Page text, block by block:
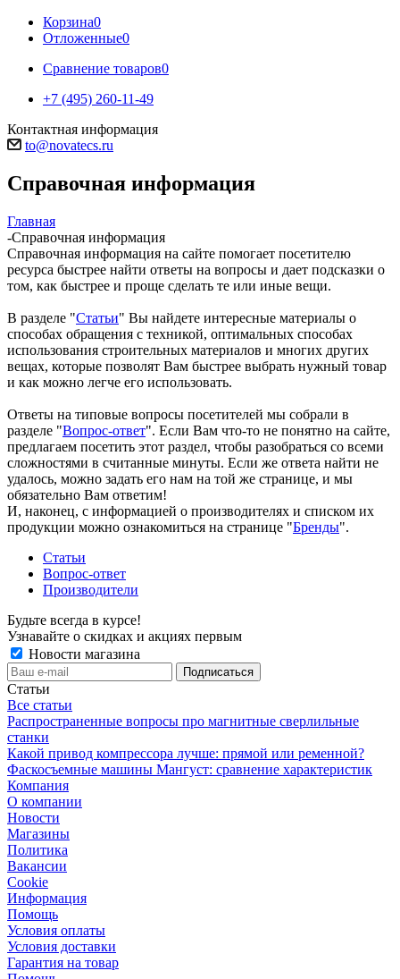
Корзина0
Отложенные0
Сравнение товаров0
+7 (495) 260-11-49
Контактная информация
to@novatecs.ru
Справочная информация
Главная
-Справочная информация
Справочная информация на сайте помогает посетителю
ресурса быстрее найти ответы на вопросы и дает подсказки о
том, как быстрее и проще сделать те или иные вещи.
В разделе "Статьи" Вы найдете интересные материалы о
способах обращения с техникой, оптимальных способах
использования строительных материалов и многих других
вещах, которые позволят Вам быстрее выбрать нужный товар
и как можно легче его использовать.
Ответы на типовые вопросы посетителей мы собрали в
разделе "Вопрос-ответ". Если Вам что-то не понятно на сайте,
предлагаем посетить этот раздел, чтобы разобраться со всеми
сложностями в считанные минуты. Если же ответа найти не
удалось, можно задать его нам на той же странице, и мы
обязательно Вам ответим!
И, наконец, с информацией о производителях и списком их
продукции можно ознакомиться на странице "Бренды".
Статьи
Вопрос-ответ
Производители
Будьте всегда в курсе!
Узнавайте о скидках и акциях первым
Новости магазина
Статьи
Все статьи
Распространенные вопросы про магнитные сверлильные
станки
Какой привод компрессора лучше: прямой или ременной?
Фаскосъемные машины Мангуст: сравнение характеристик
Компания
О компании
Новости
Магазины
Политика
Вакансии
Сookie
Информация
Помощь
Условия оплаты
Условия доставки
Гарантия на товар